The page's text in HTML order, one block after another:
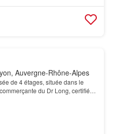
Auvergne-Rhône-Alpes
de 4 étages, située dans le
du Dr Long, certifié